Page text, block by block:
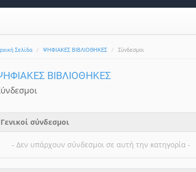
Σελίδα ΨΗΦΙΑΚΕΣ ΒΙΒΛΙΟΘΗΚΕΣ Σύνδεσμοι
ΒΙΒΛΙΟΘΗΚΕΣ
Γενικοί σύνδεσμοι
- Δεν υπάρχουν σύνδεσμοι σε αυτή την κατηγορία -